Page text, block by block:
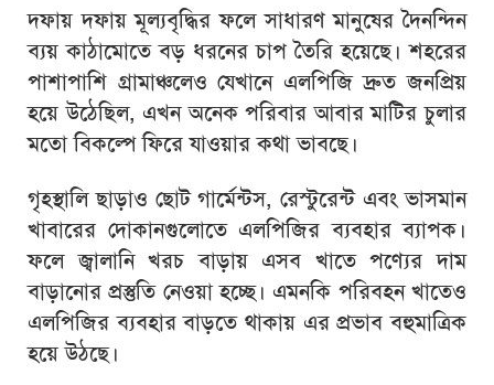
দফায় দফায় মূল্যবৃদ্ধির ফলে সাধারণ মানুষের দৈনন্দিন
ব্যয় কাঠামোতে বড় ধরনের চাপ তৈরি হয়েছে। শহরের
পাশাপাশি গ্রামাঞ্চলেও যেখানে এলপিজি দ্রুত জনপ্রিয়
হয়ে উঠেছিল, এখন অনেক পরিবার আবার মাটির চুলার
মতো বিকল্পে ফিরে যাওয়ার কথা ভাবছে।
গৃহস্থালি ছাড়াও ছোট গার্মেন্টস, রেস্টুরেন্ট এবং ভাসমান
খাবারের দোকানগুলোতে এলপিজির ব্যবহার ব্যাপক।
ফলে জ্বালানি খরচ বাড়ায় এসব খাতে পণ্যের দাম
বাড়ানোর প্রস্তুতি নেওয়া হচ্ছে। এমনকি পরিবহন খাতেও
এলপিজির ব্যবহার বাড়তে থাকায় এর প্রভাব বহুমাত্রিক
হয়ে উঠছে।